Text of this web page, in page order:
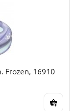
Frozen, 16910